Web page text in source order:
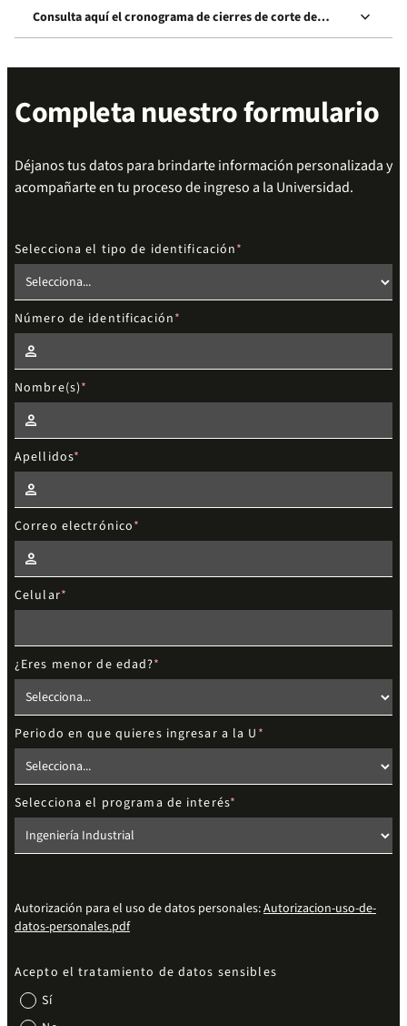
Consulta aquí el cronograma de cierres de corte de
inscripción
keyboard_arrow_down
Completa nuestro formulario
Déjanos tus datos para brindarte información personalizada y
acompañarte en tu proceso de ingreso a la Universidad.
Selecciona el tipo de identificación
Número de identificación
Nombre(s)
Apellidos
Correo electrónico
Celular
¿Eres menor de edad?
Periodo en que quieres ingresar a la U
Selecciona el programa de interés
Autorización para el uso de datos personales:Autorizacion-uso-de-
datos-personales.pdf
Acepto el tratamiento de datos sensibles
Sí